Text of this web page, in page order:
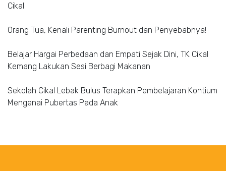
Cikal
Orang Tua, Kenali Parenting Burnout dan Penyebabnya!
Belajar Hargai Perbedaan dan Empati Sejak Dini, TK Cikal
Kemang Lakukan Sesi Berbagi Makanan
Sekolah Cikal Lebak Bulus Terapkan Pembelajaran Kontium
Mengenai Pubertas Pada Anak